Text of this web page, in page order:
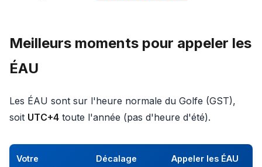
Meilleurs moments pour appeler les
ÉAU
Les ÉAU sont sur l'heure normale du Golfe (GST),
soit UTC+4 toute l'année (pas d'heure d'été).
Votre
Décalage
Appeler les ÉAU